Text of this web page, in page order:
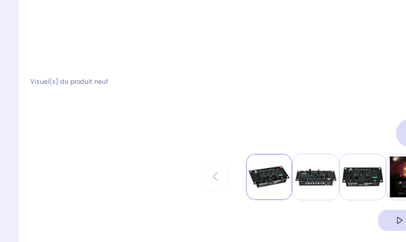
Visuel(s) du produit neuf